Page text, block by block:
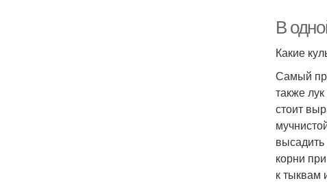
В
Какие
Самый
также
стоит
корни
к тыквам